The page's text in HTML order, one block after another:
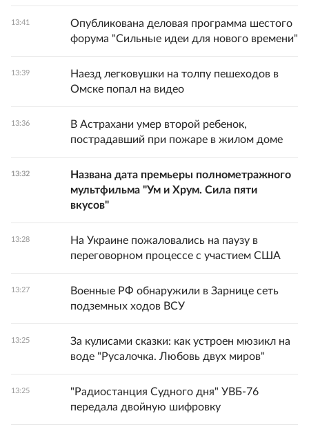
13:41
Опубликована деловая программа шестого
форума "Сильные идеи для нового времени"
13:39
Наезд легковушки на толпу пешеходов в
Омске попал на видео
13:36
В Астрахани умер второй ребенок,
пострадавший при пожаре в жилом доме
13:32
Названа дата премьеры полнометражного
мультфильма "Ум и Хрум. Сила пяти
вкусов"
13:28
На Украине пожаловались на паузу в
переговорном процессе с участием США
13:27
Военные РФ обнаружили в Зарнице сеть
подземных ходов ВСУ
13:25
За кулисами сказки: как устроен мюзикл на
воде "Русалочка. Любовь двух миров"
13:25
"Радиостанция Судного дня" УВБ-76
передала двойную шифровку